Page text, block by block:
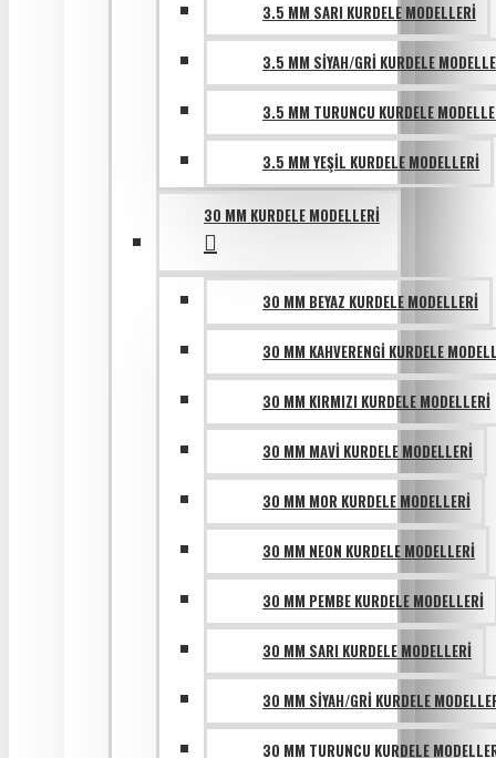
3.5 MM SARI KURDELE MODELLERI
3.5 MM SIYAH/GRI KURDELE
3.5 MM TURUNCU KURDELE
3.5 MM YEŞIL KURDELE MODELLERI
30 MM KURDELE MODELLERI
30 MM BEYAZ KURDELE MODELLERI
30 MM KAHVERENGI KURDELE
30 MM KIRMIZI KURDELE MODELLERI
30 MM MAVI KURDELE MODELLERI
30 MM MOR KURDELE MODELLERI
30 MM NEON KURDELE MODELLERI
30 MM PEMBE KURDELE MODELLERI
30 MM SARI KURDELE MODELLERI
30 MM SIYAH/GRI KURDELE
30 MM TURUNCU KURDELE